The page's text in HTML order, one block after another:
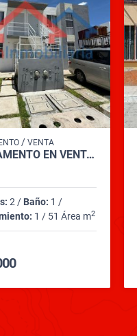
/ VENTA
DEPARTAMENTO EN VENTA CONDOMINIO MONTE ALBAN 2, FRACC EDUARDO LOARCA
2 / Baño: 1 /
1 / 51 Área m2